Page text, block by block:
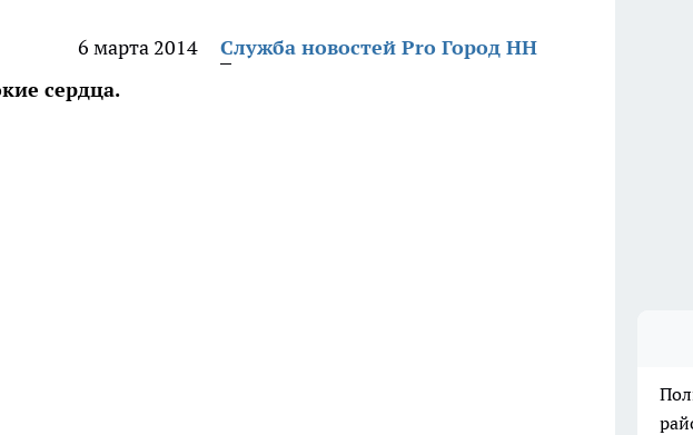
6 марта 2014
Служба новостей Pro Город НН
сердца.